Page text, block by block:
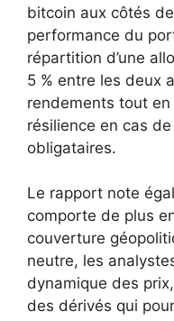
bitcoin aux côtés
performance du
répartition d’une
5 % entre les deux
rendements tout
résilience en cas
obligataires.
Le rapport note
comporte de plus
couverture
neutre, les
dynamique des
des dérivés qui